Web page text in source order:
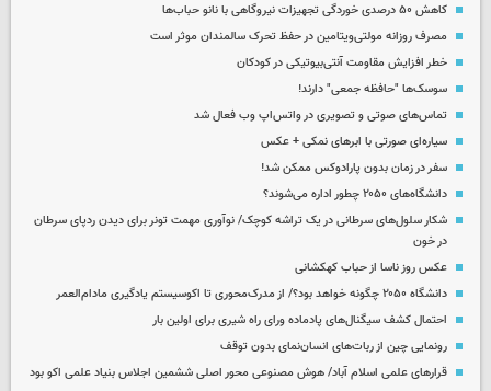
کاهش ۵۰ درصدی خوردگی تجهیزات نیروگاهی با نانو حباب‌ها
مصرف روزانه مولتی‌ویتامین در حفظ تحرک سالمندان موثر است
خطر افزایش مقاومت آنتی‌بیوتیکی در کودکان
سوسک‌ها "حافظه جمعی" دارند!
تماس‌های صوتی و تصویری در واتس‌اپ وب فعال شد
سیاره‌ای صورتی با ابرهای نمکی + عکس
سفر در زمان بدون پارادوکس ممکن شد!
دانشگاه‌های ۲۰۵۰ چطور اداره می‌شوند؟
شکار سلول‌های سرطانی در یک تراشه کوچک/ نوآوری مهمت تونر برای دیدن ردپای سرطان
در خون
عکس روز ناسا از حباب کهکشانی
دانشگاه ۲۰۵۰ چگونه خواهد بود؟/ از مدرک‌محوری تا اکوسیستم یادگیری مادام‌العمر
احتمال کشف سیگنال‌های پادماده ورای راه شیری برای اولین بار
رونمایی چین از ربات‌های انسان‌نمای بدون توقف
قرارهای علمی اسلام آباد/ هوش مصنوعی محور اصلی ششمین اجلاس بنیاد علمی اکو بود